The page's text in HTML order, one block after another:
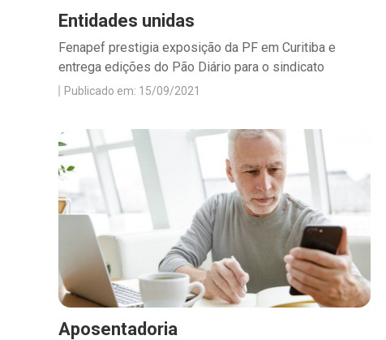
Entidades unidas
Fenapef prestigia exposição da PF em Curitiba e
entrega edições do Pão Diário para o sindicato
Publicado em: 15/09/2021
Aposentadoria